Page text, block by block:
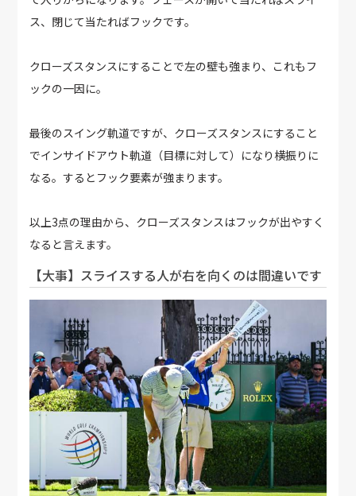
ス、閉じて当たればフックです。
クローズスタンスにすることで左の壁も強まり、これもフ
ックの一因に。
最後のスイング軌道ですが、クローズスタンスにすること
でインサイドアウト軌道（目標に対して）になり横振りに
なる。するとフック要素が強まります。
以上3点の理由から、クローズスタンスはフックが出やすく
なると言えます。
【大事】スライスする人が右を向くのは間違いです